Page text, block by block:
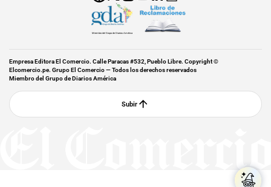
Miembro del Grupo de Diarios América
Empresa Editora El Comercio. Calle Paracas #532, Pueblo Libre. Copyright ©
Elcomercio.pe. Grupo El Comercio — Todos los derechos reservados
Miembro del Grupo de Diarios América
Subir